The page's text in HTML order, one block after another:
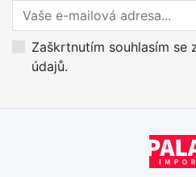
Přihlaste se k odběru novinek
Zaškrtnutím souhlasím se
údajů.